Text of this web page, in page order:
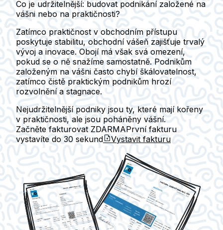
Co je udržitelnější: budovat podnikání založené na
vášni nebo na praktičnosti?
Zatímco praktičnost v obchodním přístupu
poskytuje stabilitu, obchodní vášeň zajišťuje trvalý
vývoj a inovace. Obojí má však svá omezení,
pokud se o ně snažíme samostatně. Podnikům
založeným na vášni často chybí škálovatelnost,
zatímco čistě praktickým podnikům hrozí
rozvolnění a stagnace.
Nejudržitelnější podniky jsou ty, které mají kořeny
v praktičnosti, ale jsou poháněny vášní.
Začněte fakturovat ZDARMAPrvní fakturu
vystavíte do 30 sekund Vystavit fakturu